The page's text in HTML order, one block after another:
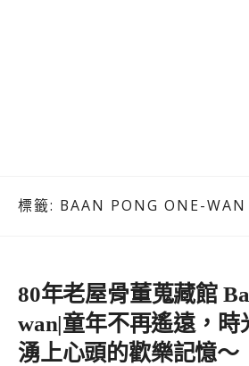
標籤: BAAN PONG ONE-WAN
80年老屋骨董蒐藏館
wan|童年不再遙遠，時
湧上心頭的歡樂記憶～